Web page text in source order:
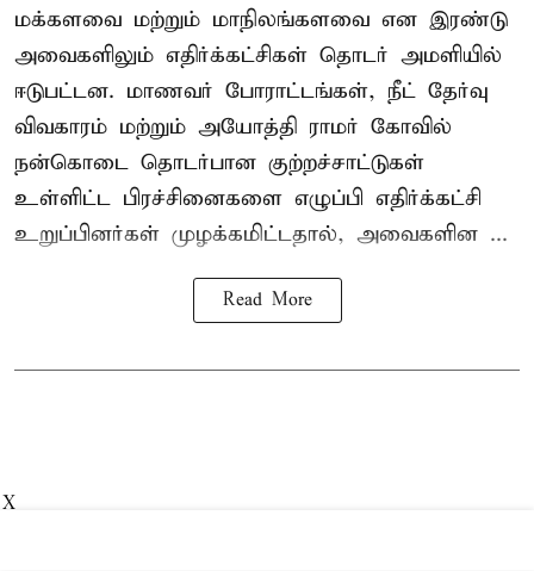
மக்களவை மற்றும் மாநிலங்களவை என இரண்டு
அவைகளிலும் எதிர்க்கட்சிகள் தொடர் அமளியில்
ஈடுபட்டன. மாணவர் போராட்டங்கள், நீட் தேர்வு
விவகாரம் மற்றும் அயோத்தி ராமர் கோவில்
நன்கொடை தொடர்பான குற்றச்சாட்டுகள்
உள்ளிட்ட பிரச்சினைகளை எழுப்பி எதிர்க்கட்சி
உறுப்பினர்கள் முழக்கமிட்டதால், அவைகளின ...
Read More
X